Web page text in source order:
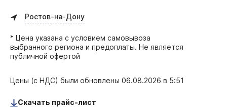
Ростов-на-Дону
* Цена указана с условием самовывоза
выбранного региона и предоплаты. Не является
публичной офертой
Цены (с НДС) были обновлены 06.08.2026 в 5:51
Скачать прайс-лист